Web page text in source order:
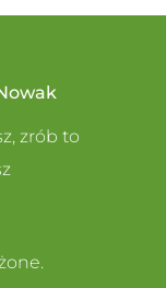
zrób to